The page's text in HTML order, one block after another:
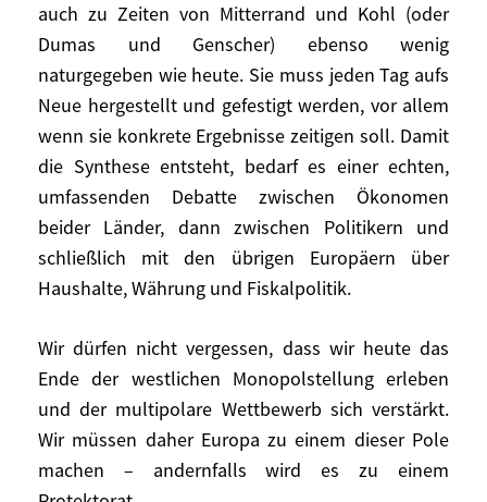
auch zu Zeiten von Mitterrand und Kohl (oder
Dumas und Genscher) ebenso wenig
naturgegeben wie heute. Sie muss jeden Tag aufs
Neue hergestellt und gefestigt werden, vor allem
wenn sie konkrete Ergebnisse zeitigen soll. Damit
die Synthese entsteht, bedarf es einer echten,
umfassenden Debatte zwischen Ökonomen
beider Länder, dann zwischen Politikern und
schließlich mit den übrigen Europäern über
Haushalte, Währung und Fiskalpolitik.
Wir dürfen nicht vergessen, dass wir heute das
Ende der westlichen Monopolstellung erleben
und der multipolare Wettbewerb sich verstärkt.
Wir müssen daher Europa zu einem dieser Pole
machen – andernfalls wird es zu einem
bilateralen Verhältnisses führen, die man
aber in Kauf nehmen sollte, wenn es keine
andere Möglichkeit gibt.
Natürlich wird man diese Prüfung nur
deshalb auf sich nehmen müssen, damit
die deutsch-französischen Beziehungen in
noch stärkerem Maße auf dauerhaften
historischen Kompromissen beruhen und
so wieder als Motor der europäischen
niemandem Lehren erteilen. Ich weiß, wie
schwierig das alles ist und dass die
Beziehungen an der Spitze beständig sind.
Aber das scheint nicht auszureichen. Wenn
solch eine Debatte nützlich sein soll, muss
das deutsch-französische Verhältnis auf